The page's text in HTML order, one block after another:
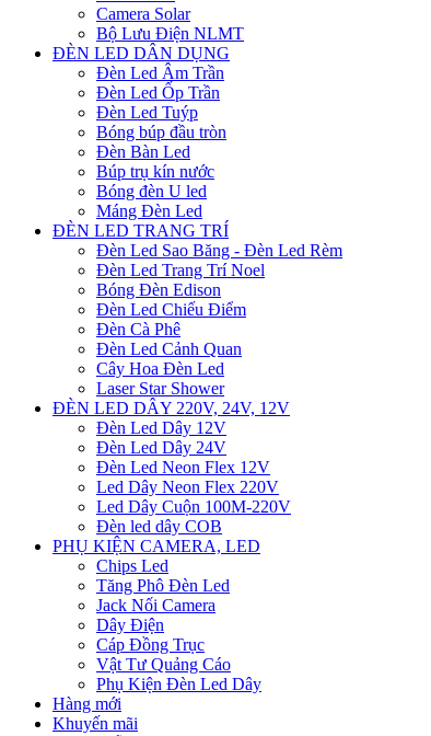
Camera Solar
Bộ Lưu Điện NLMT
ĐÈN LED DÂN DỤNG
Đèn Led Âm Trần
Đèn Led Ốp Trần
Đèn Led Tuýp
Bóng búp đầu tròn
Đèn Bàn Led
Búp trụ kín nước
Bóng đèn U led
Máng Đèn Led
ĐÈN LED TRANG TRÍ
Đèn Led Sao Băng - Đèn Led Rèm
Đèn Led Trang Trí Noel
Bóng Đèn Edison
Đèn Led Chiếu Điểm
Đèn Cà Phê
Đèn Led Cảnh Quan
Cây Hoa Đèn Led
Laser Star Shower
ĐÈN LED DÂY 220V, 24V, 12V
Đèn Led Dây 12V
Đèn Led Dây 24V
Đèn Led Neon Flex 12V
Led Dây Neon Flex 220V
Led Dây Cuộn 100M-220V
Đèn led dây COB
PHỤ KIỆN CAMERA, LED
Chips Led
Tăng Phô Đèn Led
Jack Nối Camera
Dây Điện
Cáp Đồng Trục
Vật Tư Quảng Cáo
Phụ Kiện Đèn Led Dây
Hàng mới
Khuyến mãi